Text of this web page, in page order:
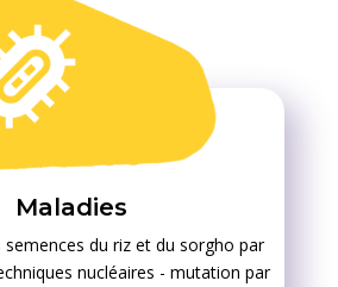
Maladies
du riz et du sorgho par
nucléaires - mutation par